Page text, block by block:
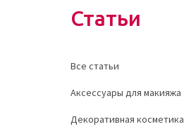
Статьи
Все статьи
Аксессуары для макияжа
Декоративная косметика